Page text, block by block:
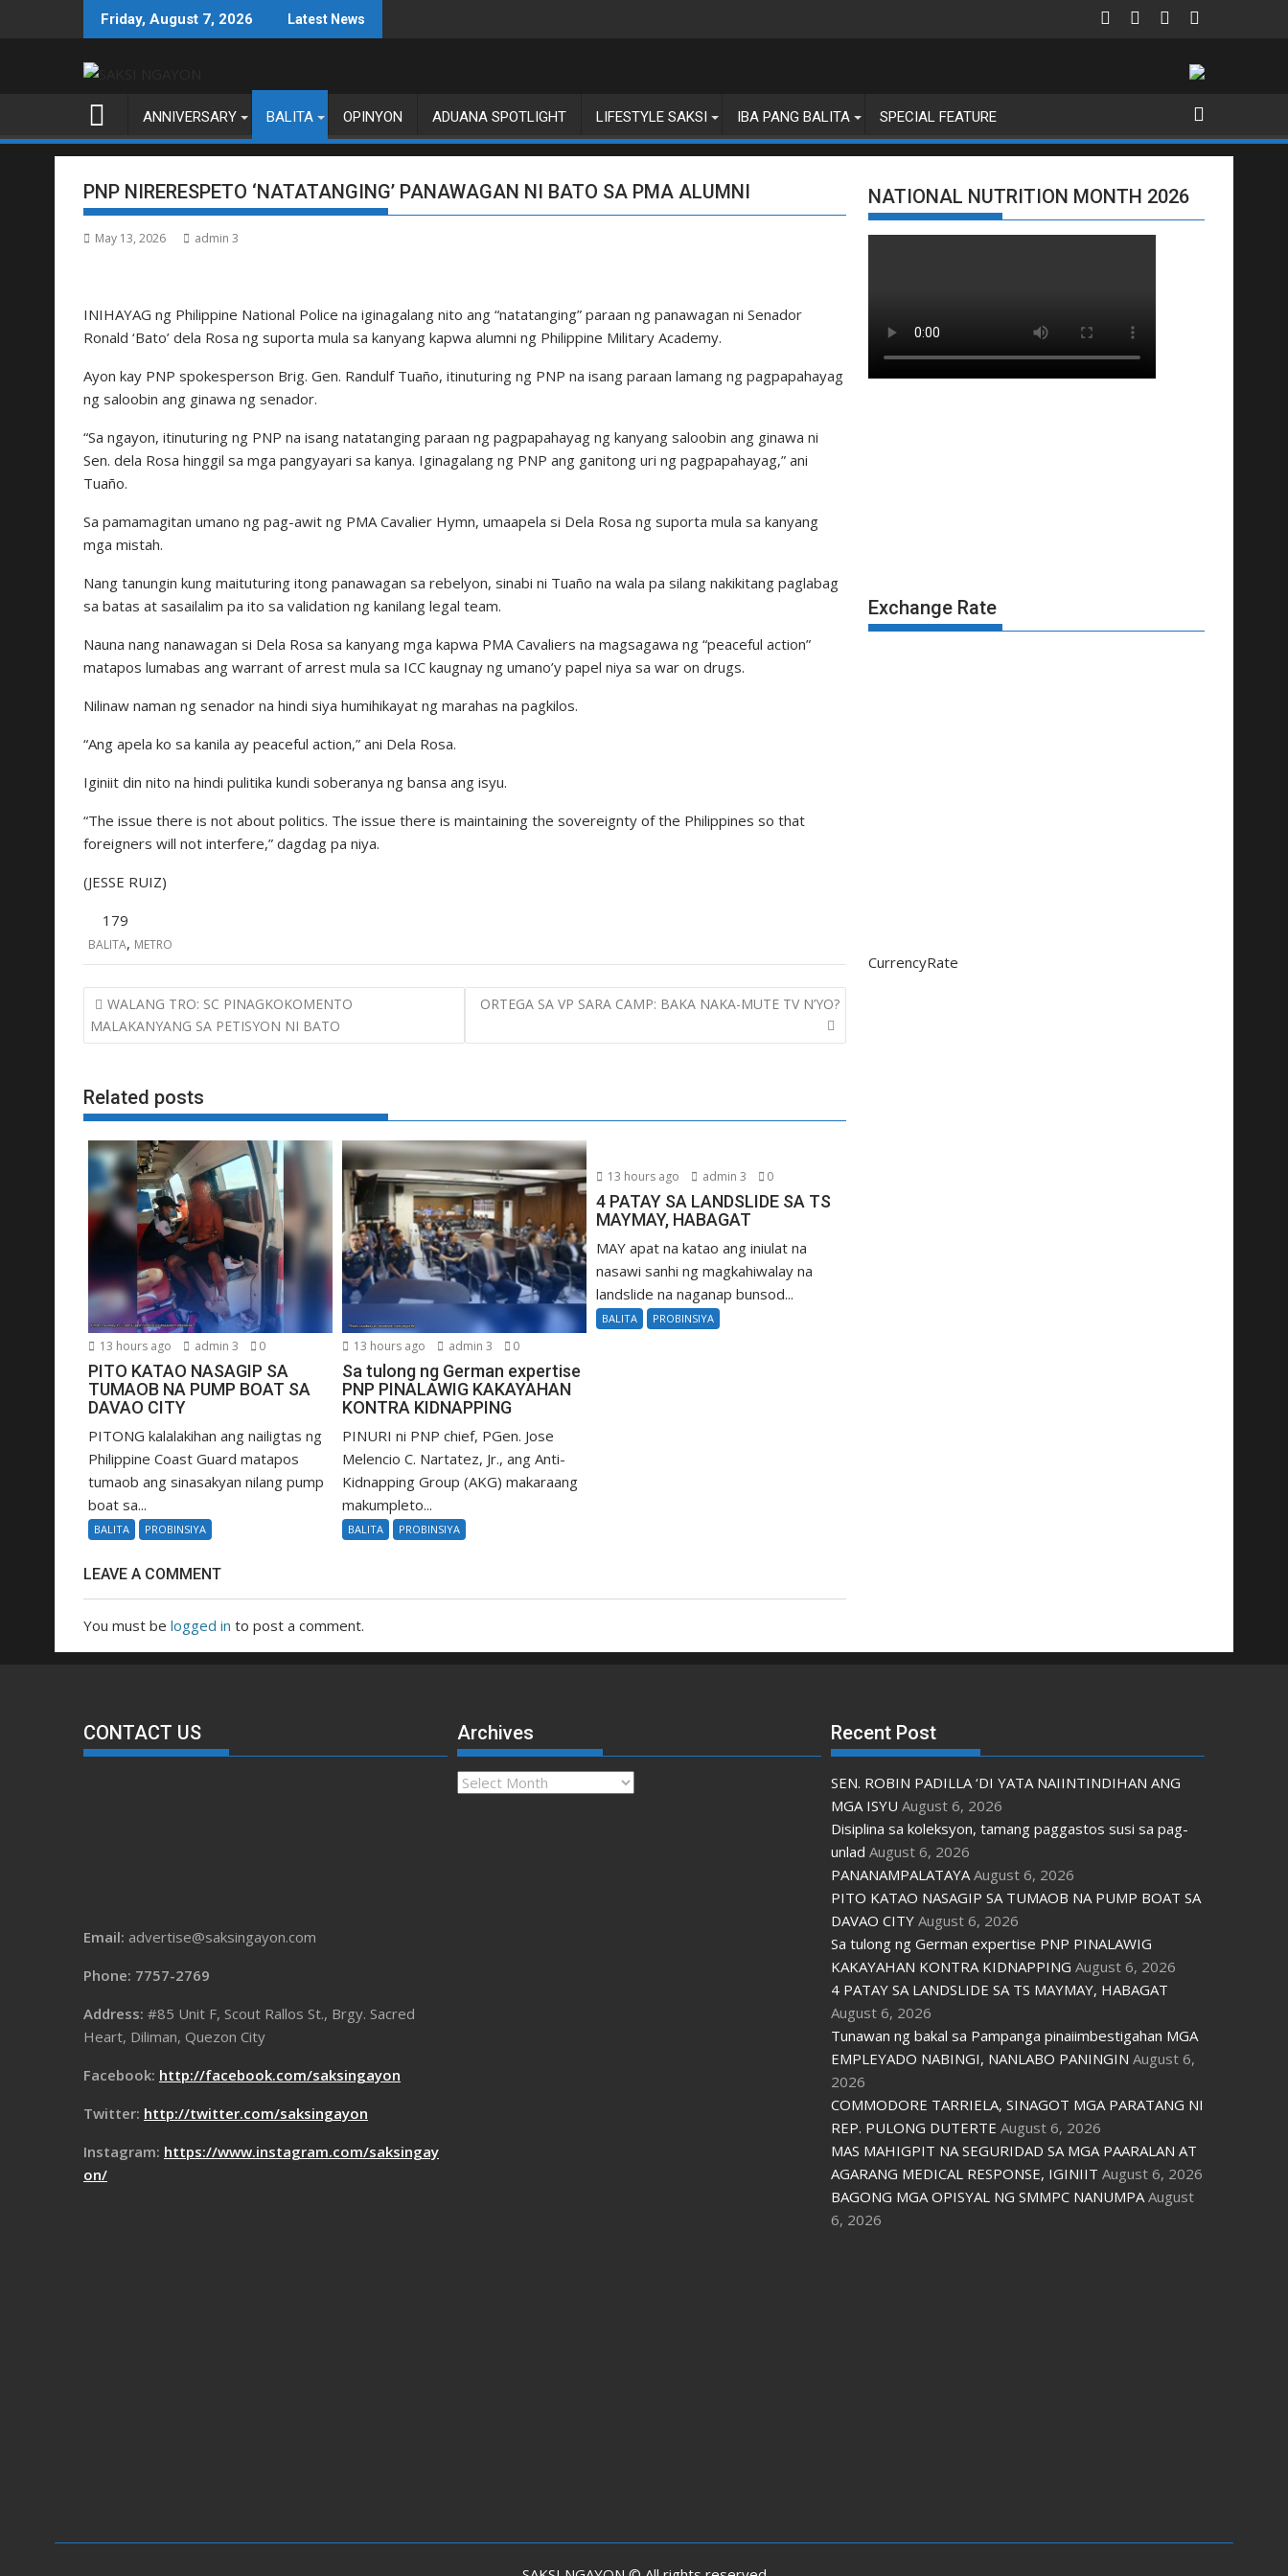
Friday, August 7, 2026 Latest News
ANNIVERSARY BALITA OPINYON ADUANA SPOTLIGHT LIFESTYLE SAKSI IBA PANG BALITA SPECIAL FEATURE
PNP NIRERESPETO ‘NATATANGING’ PANAWAGAN NI BATO SA PMA ALUMNI
May 13, 2026 admin 3
INIHAYAG ng Philippine National Police na iginagalang nito ang “natatanging” paraan ng panawagan ni Senador
Ronald ‘Bato’ dela Rosa ng suporta mula sa kanyang kapwa alumni ng Philippine Military Academy.
Ayon kay PNP spokesperson Brig. Gen. Randulf Tuaño, itinuturing ng PNP na isang paraan lamang ng pagpapahayag
ng saloobin ang ginawa ng senador.
“Sa ngayon, itinuturing ng PNP na isang natatanging paraan ng pagpapahayag ng kanyang saloobin ang ginawa ni
Sen. dela Rosa hinggil sa mga pangyayari sa kanya. Iginagalang ng PNP ang ganitong uri ng pagpapahayag,” ani
Tuaño.
Sa pamamagitan umano ng pag-awit ng PMA Cavalier Hymn, umaapela si Dela Rosa ng suporta mula sa kanyang
mga mistah.
Nang tanungin kung maituturing itong panawagan sa rebelyon, sinabi ni Tuaño na wala pa silang nakikitang paglabag
sa batas at sasailalim pa ito sa validation ng kanilang legal team.
Nauna nang nanawagan si Dela Rosa sa kanyang mga kapwa PMA Cavaliers na magsagawa ng “peaceful action”
matapos lumabas ang warrant of arrest mula sa ICC kaugnay ng umano’y papel niya sa war on drugs.
Nilinaw naman ng senador na hindi siya humihikayat ng marahas na pagkilos.
“Ang apela ko sa kanila ay peaceful action,” ani Dela Rosa.
Iginiit din nito na hindi pulitika kundi soberanya ng bansa ang isyu.
“The issue there is not about politics. The issue there is maintaining the sovereignty of the Philippines so that
foreigners will not interfere,” dagdag pa niya.
(JESSE RUIZ)
179
BALITA, METRO
Post
navigation
WALANG TRO: SC PINAGKOKOMENTO
MALAKANYANG SA PETISYON NI BATO
ORTEGA SA VP SARA CAMP: BAKA NAKA-MUTE TV N’YO?
Related posts
13 hours ago admin 3 0
PITO KATAO NASAGIP SA
TUMAOB NA PUMP BOAT SA
DAVAO CITY
PITONG kalalakihan ang nailigtas ng
Philippine Coast Guard matapos
tumaob ang sinasakyan nilang pump
boat sa...
BALITA PROBINSIYA
13 hours ago admin 3 0
Sa tulong ng German expertise
PNP PINALAWIG KAKAYAHAN
KONTRA KIDNAPPING
PINURI ni PNP chief, PGen. Jose
Melencio C. Nartatez, Jr., ang Anti-
Kidnapping Group (AKG) makaraang
makumpleto...
BALITA PROBINSIYA
13 hours ago admin 3 0
4 PATAY SA LANDSLIDE SA TS
MAYMAY, HABAGAT
MAY apat na katao ang iniulat na
nasawi sanhi ng magkahiwalay na
landslide na naganap bunsod...
BALITA PROBINSIYA
LEAVE A COMMENT
You must be logged in to post a comment.
NATIONAL NUTRITION MONTH 2026
Exchange Rate
CurrencyRate
CONTACT US
Email: advertise@saksingayon.com
Phone: 7757-2769
Address: #85 Unit F, Scout Rallos St., Brgy. Sacred
Heart, Diliman, Quezon City
Facebook: http://facebook.com/saksingayon
Twitter: http://twitter.com/saksingayon
Instagram: https://www.instagram.com/saksingay
on/
Archives
Archives
Recent Post
SEN. ROBIN PADILLA ‘DI YATA NAIINTINDIHAN ANG
MGA ISYU August 6, 2026
Disiplina sa koleksyon, tamang paggastos susi sa pag-
unlad August 6, 2026
PANANAMPALATAYA August 6, 2026
PITO KATAO NASAGIP SA TUMAOB NA PUMP BOAT SA
DAVAO CITY August 6, 2026
Sa tulong ng German expertise PNP PINALAWIG
KAKAYAHAN KONTRA KIDNAPPING August 6, 2026
4 PATAY SA LANDSLIDE SA TS MAYMAY, HABAGAT
August 6, 2026
Tunawan ng bakal sa Pampanga pinaiimbestigahan MGA
EMPLEYADO NABINGI, NANLABO PANINGIN August 6,
2026
COMMODORE TARRIELA, SINAGOT MGA PARATANG NI
REP. PULONG DUTERTE August 6, 2026
MAS MAHIGPIT NA SEGURIDAD SA MGA PAARALAN AT
AGARANG MEDICAL RESPONSE, IGINIIT August 6, 2026
BAGONG MGA OPISYAL NG SMMPC NANUMPA August
6, 2026